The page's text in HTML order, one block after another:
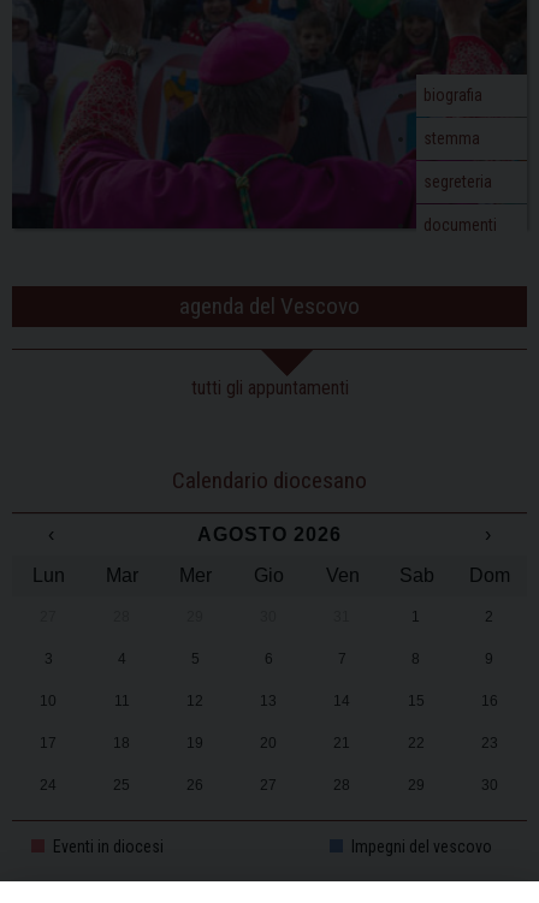
biografia
stemma
segreteria
documenti
agenda del Vescovo
tutti gli appuntamenti
Calendario diocesano
‹ AGOSTO 2026
›
Lun
Mar Mer Gio Ven Sab Dom
1 2
3 4 5 6 7 8 9
10 11 12 13 14 15 16
17 18 19 20 21 22 23
24 25 26 27 28 29 30
31 1 2 3 4 5 6
Eventi in diocesi Impegni del vescovo